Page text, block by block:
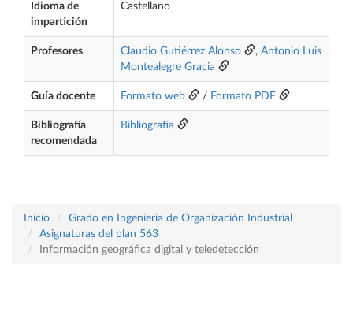
Idioma de
impartición
Castellano
Profesores Claudio Gutiérrez Alonso , Antonio Luis
Montealegre Gracia
Guía docente Formato web / Formato PDF
Bibliografía
recomendada
Bibliografía
Inicio
Grado en Ingeniería de Organización Industrial
Asignaturas del plan 563
Información geográfica digital y teledetección